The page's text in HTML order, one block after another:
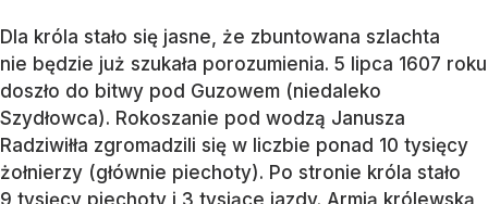
Dla króla stało się jasne, że zbuntowana szlachta
nie będzie już szukała porozumienia. 5 lipca 1607 roku
doszło do bitwy pod Guzowem (niedaleko
Szydłowca). Rokoszanie pod wodzą Janusza
Radziwiłła zgromadzili się w liczbie ponad 10 tysięcy
żołnierzy (głównie piechoty). Po stronie króla stało
9 tysięcy piechoty i 3 tysiące jazdy. Armią królewską